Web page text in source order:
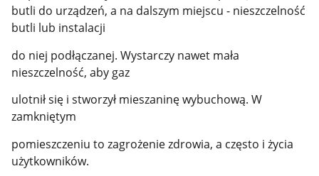
butli do urządzeń, a na dalszym miejscu - nieszczelność
butli lub instalacji
do niej podłączanej. Wystarczy nawet mała
nieszczelność, aby gaz
ulotnił się i stworzył mieszaninę wybuchową. W
zamkniętym
pomieszczeniu to zagrożenie zdrowia, a często i życia
użytkowników.